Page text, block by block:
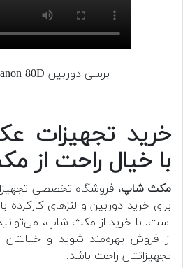
برسی دوربین canon 80D دست دوم
خرید تجهیزات
با خیال راحت از
مکث شاپ، فروشگاه تخصصی
برای خرید دوربین و لنزهای
است. با خرید از مکث شاپ،
از فروش بهره‌مند شوید و خیالتان
تجهیزاتتان راحت باشد.